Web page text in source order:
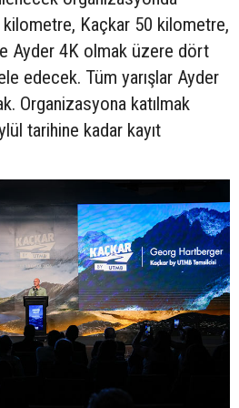
Kaçkar 50 kilometre,
Ayder 4K olmak üzere dört
edecek. Tüm yarışlar Ayder
Organizasyona katılmak
tarihine kadar kayıt